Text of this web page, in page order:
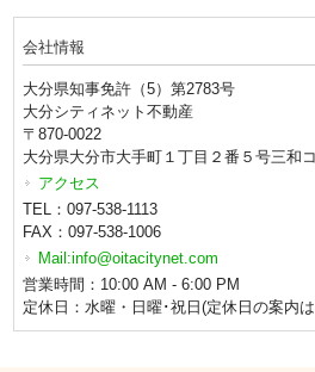
会社情報
大分県知事免許（5）第2783号
大分シティネット不動産
〒870-0022
大分県大分市大手町１丁目２番５号三和
アクセス
TEL：097-538-1113
FAX：097-538-1006
Mail:info@oitacitynet.com
営業時間：10:00 AM - 6:00 PM
定休日：水曜・日曜･祝日(定休日の案内